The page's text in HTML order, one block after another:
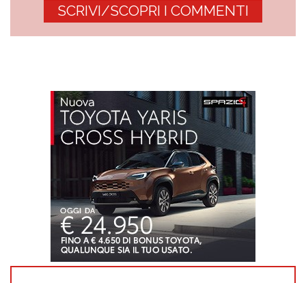
SCRIVI/SCOPRI I COMMENTI